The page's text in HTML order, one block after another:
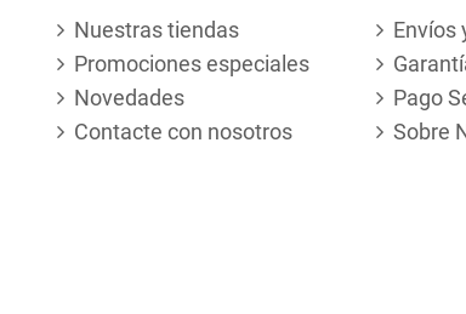
Nuestras tiendas
Promociones especiales
Novedades
Contacte con nosotros
Envíos
Pago
Sobre